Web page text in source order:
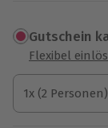
Gutschein
Flexibel
1x (2 Personen)
1x (2 Personen)
1x (2 Personen)